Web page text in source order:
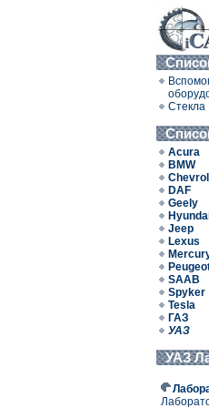
Стекла
Acura
BMW
DAF
Geely
Jeep
Lexus
SAAB
Spyker
Tesla
ГАЗ
УАЗ
УАЗ